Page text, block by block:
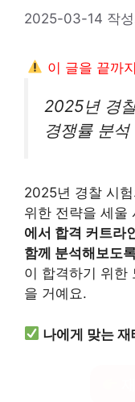
2025-03-14 작
이 글을 끝까
2025년 경
경쟁률 분석
2025년 경찰 시
위한 전략을 세울
에서 합격 커트라
함께 분석해보도
이 합격하기 위한
을 거예요.
나에게 맞는